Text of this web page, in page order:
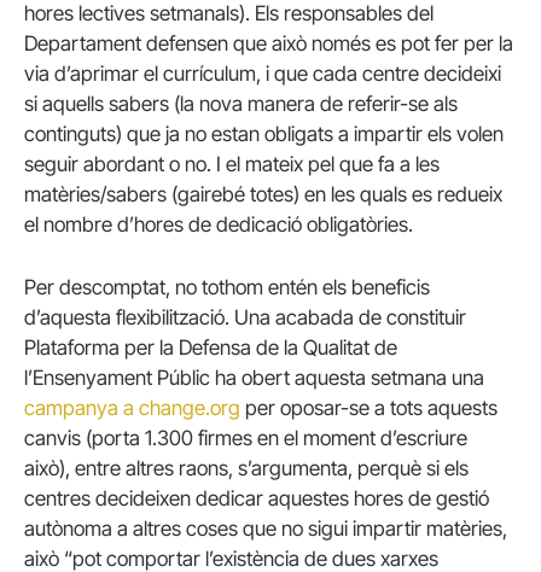
hores lectives setmanals). Els responsables del
Departament defensen que això només es pot fer per la
via d’aprimar el currículum, i que cada centre decideixi
si aquells sabers (la nova manera de referir-se als
continguts) que ja no estan obligats a impartir els volen
seguir abordant o no. I el mateix pel que fa a les
matèries/sabers (gairebé totes) en les quals es redueix
el nombre d’hores de dedicació obligatòries.
Per descomptat, no tothom entén els beneficis
d’aquesta flexibilització. Una acabada de constituir
Plataforma per la Defensa de la Qualitat de
l’Ensenyament Públic ha obert aquesta setmana una
campanya a change.org per oposar-se a tots aquests
canvis (porta 1.300 firmes en el moment d’escriure
això), entre altres raons, s’argumenta, perquè si els
centres decideixen dedicar aquestes hores de gestió
autònoma a altres coses que no sigui impartir matèries,
això “pot comportar l’existència de dues xarxes